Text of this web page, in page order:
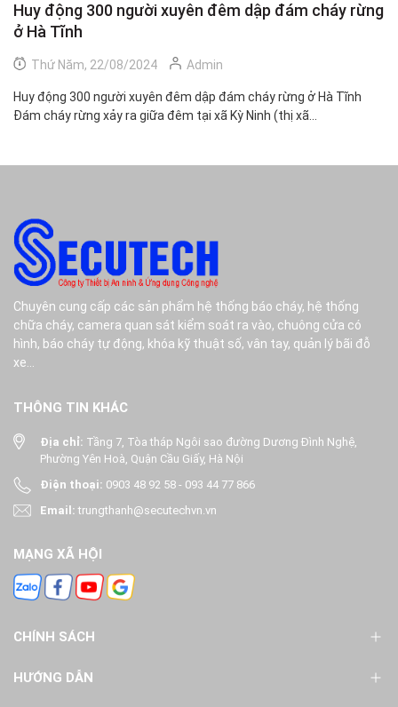
Huy động 300 người xuyên đêm dập đám cháy rừng
ở Hà Tĩnh
Thứ Năm, 22/08/2024 Admin
Huy động 300 người xuyên đêm dập đám cháy rừng ở Hà Tĩnh
Đám cháy rừng xảy ra giữa đêm tại xã Kỳ Ninh (thị xã...
Chuyên cung cấp các sản phẩm hệ thống báo cháy, hệ thống
chữa cháy, camera quan sát kiểm soát ra vào, chuông cửa có
hình, báo cháy tự động, khóa kỹ thuật số, vân tay, quản lý bãi đỗ
xe...
THÔNG TIN KHÁC
Địa chỉ: Tầng 7, Tòa tháp Ngôi sao đường Dương Đình Nghệ,
Phường Yên Hoà, Quận Cầu Giấy, Hà Nội
Điện thoại: 0903 48 92 58 - 093 44 77 866
Email:trungthanh@secutechvn.vn
MẠNG XÃ HỘI
CHÍNH SÁCH
HƯỚNG DẪN